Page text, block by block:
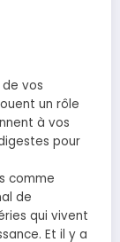
vos
un rôle
à vos
pour
comme
de
qui vivent
Et il y a